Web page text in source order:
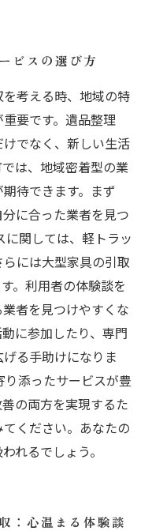
ビスの選び方
考える時、地域の特
要です。遺品整理
でなく、新しい生活
は、地域密着型の業
待できます。まず
に合った業者を見つ
に関しては、軽トラッ
には大型家具の引取
。利用者の体験談を
者を見つけやすくな
に参加したり、専門
る手助けになりま
り添ったサービスが豊
の両方を実現するた
ください。あなたの
れるでしょう。
：心温まる体験談